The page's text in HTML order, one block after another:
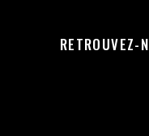
RETROUVEZ-